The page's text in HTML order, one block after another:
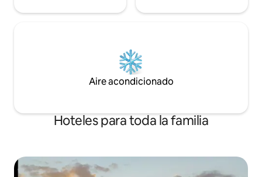
Aire acondicionado
Hoteles para toda la familia